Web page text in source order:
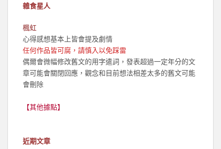
雜食星人
楓虹
心得感想基本上皆會提及劇情
任何作品皆可腐，請慎入以免踩雷
偶爾會微幅修改舊文的用字遣詞，發表超過一定年分的文
章可能會關閉回應，觀念和目前想法相差太多的舊文可能
會刪除
【其他據點】
近期文章